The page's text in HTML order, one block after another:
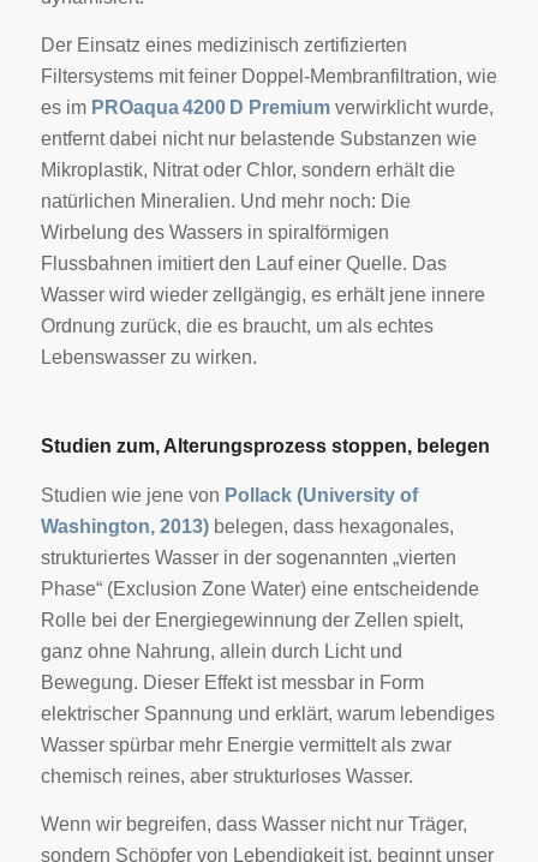
Der Einsatz eines medizinisch zertifizierten
Filtersystems mit feiner Doppel-Membranfiltration, wie
es im PROaqua 4200 D Premiumverwirklicht wurde,
entfernt dabei nicht nur belastende Substanzen wie
Mikroplastik, Nitrat oder Chlor, sondern erhält die
natürlichen Mineralien. Und mehr noch: Die
Wirbelung des Wassers in spiralförmigen
Flussbahnen imitiert den Lauf einer Quelle. Das
Wasser wird wieder zellgängig, es erhält jene innere
Ordnung zurück, die es braucht, um als echtes
Lebenswasser zu wirken.
Studien zum, Alterungsprozess stoppen, belegen
Studien wie jene von Pollack (University of
Washington, 2013)belegen, dass hexagonales,
strukturiertes Wasser in der sogenannten „vierten
Phase“ (Exclusion Zone Water) eine entscheidende
Rolle bei der Energiegewinnung der Zellen spielt,
ganz ohne Nahrung, allein durch Licht und
Bewegung. Dieser Effekt ist messbar in Form
elektrischer Spannung und erklärt, warum lebendiges
Wasser spürbar mehr Energie vermittelt als zwar
chemisch reines, aber strukturloses Wasser.
Wenn wir begreifen, dass Wasser nicht nur Träger,
sondern Schöpfer von Lebendigkeit ist, beginnt unser